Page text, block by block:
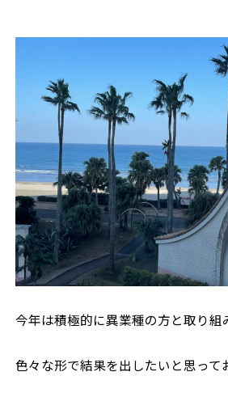
今年は積極的に異業種の方と取り組
色々な形で結果を出したいと思って
サーフガイド サーフレッスン
写真サービス
よくあるご質問
INFORMATION
ブログ 貸渡約款 プライバシーポ
SNS